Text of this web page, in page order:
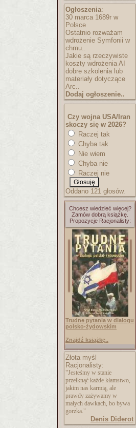
Ogłoszenia:
30 marca 1689r w
Polsce
Ostatnio rozważam
wdrożenie Symfonii w
chmu..
Jakie są rzeczywiste
koszty wdrożenia AI
dobre szkolenia lub
materiały dotyczące
Arc..
Dodaj ogłoszenie..
Czy wojna USA/Iran
skoczy się w 2026?
Raczej tak
Chyba tak
Nie wiem
Chyba nie
Raczej nie
Oddano 121 głosów.
Chcesz wiedzieć więcej?
Zamów dobrą książkę.
Propozycje Racjonalisty:
Trudne pytania w dialogu
polsko-żydowskim
Znajdź książkę..
Złota myśl
Racjonalisty:
"Jesteśmy w stanie
przełknąć każde kłamstwo,
jakim nas karmią, ale
prawdy zażywamy w
małych dawkach, bo bywa
gorzka."
Denis Diderot